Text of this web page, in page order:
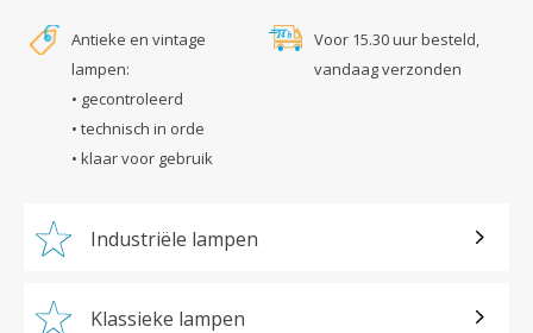
Antieke en vintage
lampen:
• gecontroleerd
• technisch in orde
• klaar voor gebruik
Voor 15.30 uur besteld,
vandaag verzonden
Industriële lampen
Klassieke lampen